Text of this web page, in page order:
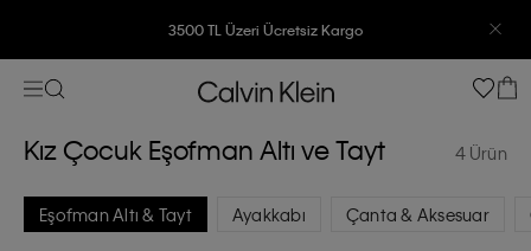
3500 TL Üzeri Ücretsiz Kargo
7500 TL Ve Üzeri Alışverişlerinizde 6 Taksit İmkanı
Kız Çocuk Eşofman Altı ve Tayt 4 Ürün
Ayakkabı Çanta & Aksesuar
Eşofman Altı & Tayt